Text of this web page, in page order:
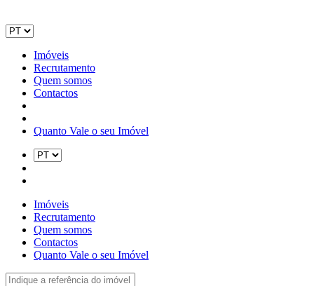
Imóveis
Recrutamento
Quem somos
Contactos
Quanto Vale o seu Imóvel
Imóveis
Recrutamento
Quem somos
Contactos
Quanto Vale o seu Imóvel